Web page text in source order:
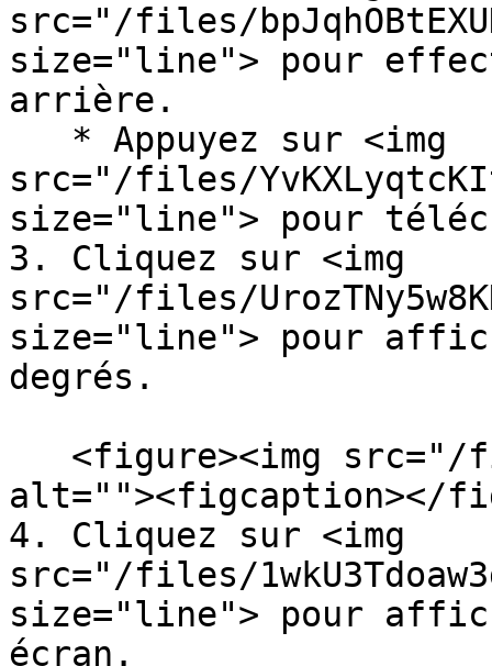
src="/files/
size="line"> pour
arrière.
src="/files/
size="line"> pour
3. Cliquez sur <img
src="/files/
size="line"> pour
degrés.
alt=""><figcaption></
4. Cliquez sur <img
src="/files/
size="line"> pour
écran.